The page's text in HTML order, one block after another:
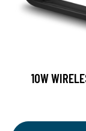
10W